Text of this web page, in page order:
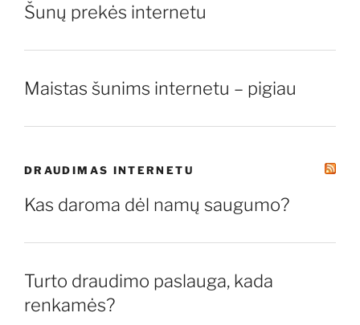
Šunų prekės internetu
Maistas šunims internetu – pigiau
DRAUDIMAS INTERNETU
Kas daroma dėl namų saugumo?
Turto draudimo paslauga, kada
renkamės?